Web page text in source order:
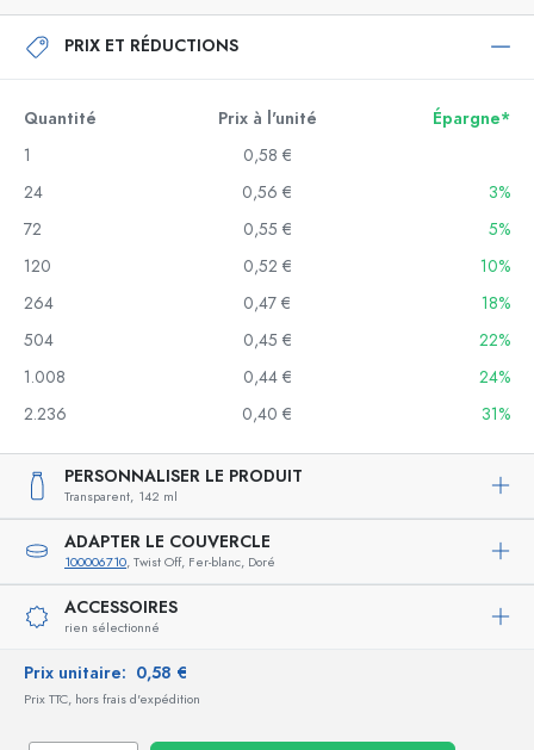
PRIX ET RÉDUCTIONS
Quantité Prix à l'unité
Épargne*
1
0,58 €
24
0,56 €
3%
72
0,55 €
5%
120
0,52 €
10%
264
0,47 €
18%
504
0,45 €
22%
1.008
0,44 €
24%
2.236
0,40 € 31%
PERSONNALISER LE PRODUIT
Transparent, 142 ml
ADAPTER LE COUVERCLE
100006710, Twist Off, Fer-blanc, Doré
ACCESSOIRES
rien sélectionné
Prix unitaire: 0,58 €
Prix TTC, hors frais d'expédition